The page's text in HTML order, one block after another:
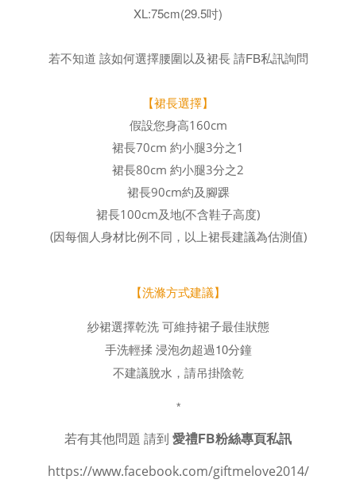
XL:75cm(29.5吋)
若不知道 該如何選擇腰圍以及裙長請FB私訊詢問
【裙長選擇】
假設您身高160cm
裙長70cm 約小腿3分之1
裙長80cm 約小腿3分之2
裙長90cm約及腳踝
裙長100cm及地(不含鞋子高度)
(因每個人身材比例不同，以上裙長建議為估測值)
【洗滌方式建議】
紗裙選擇乾洗 可維持裙子最佳狀態
手洗輕揉 浸泡勿超過10分鐘
不建議脫水，請吊掛陰乾
*
若有其他問題 請到 愛禮FB粉絲專頁私訊
https://www.facebook.com/giftmelove2014/